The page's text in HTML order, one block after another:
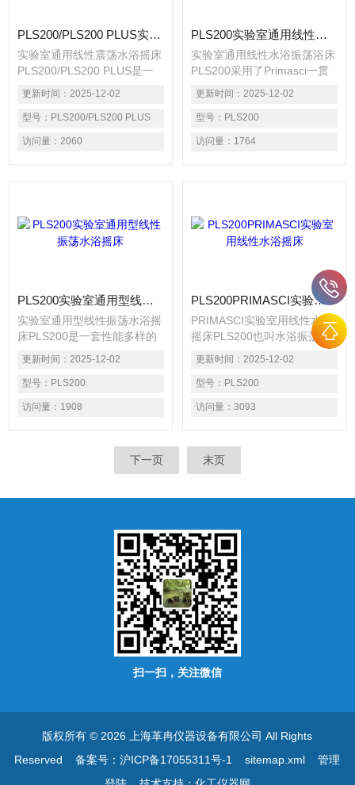
PLS200/PLS200 PLUS实验室通用线性震荡水浴摇床
实验室通用线性震荡水浴摇床
PLS200/PLS200 PLUS是一
套性能多样的实验室产品，可
以满足高稳定性和多功能需
求，拥有强力驱动装置，运行
平稳，速率范围大，多达六步
程序控温，最多99步循环。
更新时间： 2025-12-02
型号： PLS200/PLS200 PLUS
访问量： 2060
PLS200实验室通用线性水浴振荡浴床
实验室通用线性水浴振荡浴床
PLS200采用了Primasci一贯
的风格，现代的外观，是一套
性能多样的实验室产品，可以
满足高稳定性和多功能需求。
更新时间： 2025-12-02
型号： PLS200
访问量： 1764
PLS200实验室通用型线性振荡水浴摇床
实验室通用型线性振荡水浴摇
床PLS200是一套性能多样的
实验室产品，可以满足高稳定
性和多功能需求，拥有强力驱
动装置：运行平稳，速率范围
大。
更新时间： 2025-12-02
型号： PLS200
访问量： 1908
PLS200PRIMASCI实验室用线性水浴摇床
PRIMASCI实验室用线性水浴
摇床PLS200也叫水浴振荡
器，亦被称为线性水浴摇床、
恒温水浴振荡器或水浴震荡
器，是一套性能良好的实验室
产品，可以满足高稳定性和多
功能需求。
更新时间： 2025-12-02
型号： PLS200
访问量： 3093
下一页 末页
扫一扫，关注微信
版权所有 © 2026 上海革冉仪器设备有限公司 All Rights
Reserved备案号：沪ICP备17055311号-1 sitemap.xml
管理